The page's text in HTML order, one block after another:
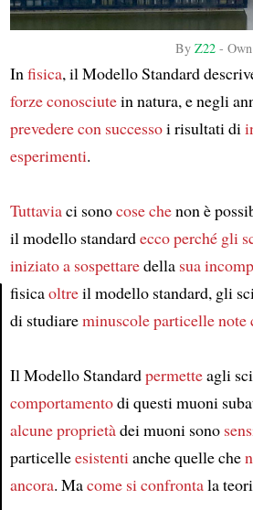
ByZ22 -
Infisica, il Modello Standard
forzeconosciutein natura, e negli
prevedere con successoi risultati di
esperimenti.
Tuttaviaci sonocose chenon è
il modello standardecco perché gli
iniziato a sospettaredella sua
fisicaoltreil modello standard, gli
di studiareminuscole particelle note
Il Modello Standardpermetteagli
comportamentodi questi muoni
alcune proprietàdei muoni sono
particelleesistentianche quelle che
ancora. Macome si confrontala